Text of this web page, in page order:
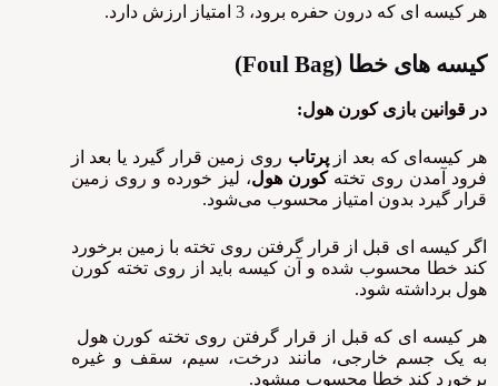
هر کیسه ای که درون حفره برود، 3 امتیاز ارزش دارد.
کیسه های خطا (Foul Bag
)
در قوانین بازی کورن هول:
هر کیسه‌ای که بعد ازپرتاب روی زمین قرار گیرد یا بعد از
فرود آمدن روی تختهکورن هول، لیز خورده و روی زمین
قرار گیرد بدون امتیاز محسوب می‌شود.
اگر کیسه ای قبل از قرار گرفتن روی تخته با زمین برخورد
کند خطا محسوب شده و آن کیسه باید از روی تخته کورن
هول برداشته شود.
هر کیسه ای که قبل از قرار گرفتن روی تخته کورن هول
به یک جسم خارجی، مانند درخت، سیم، سقف و غیره
برخورد کند خطا محسوب میشود.